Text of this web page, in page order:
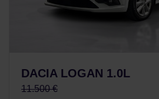
DACIA LOGAN 1.0L
11.500 €